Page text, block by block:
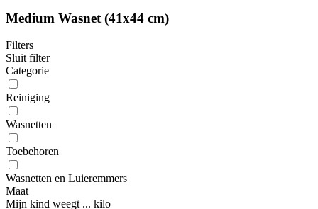
Medium Wasnet (41x44 cm)
Filters
Sluit filter
Categorie
Reiniging
Wasnetten
Toebehoren
Wasnetten en Luieremmers
Maat
Mijn kind weegt ... kilo